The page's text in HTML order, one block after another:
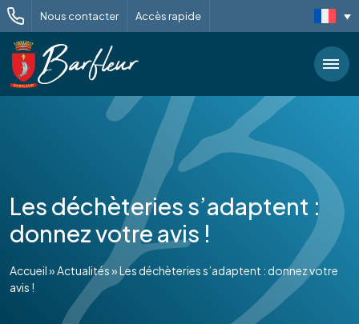
Nous contacter Accès rapide
Les déchèteries s’adaptent :
donnez votre avis !
Accueil»Actualités»Les déchèteries s’adaptent : donnez votre
avis !